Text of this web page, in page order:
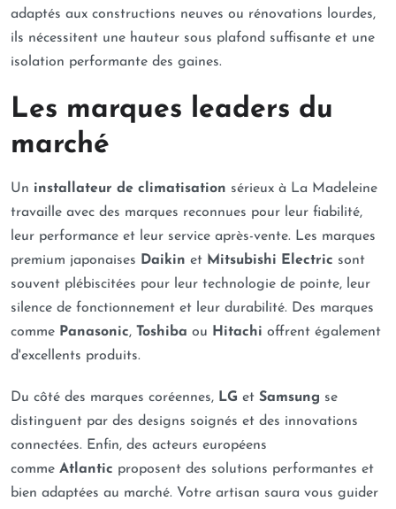
adaptés aux constructions neuves ou rénovations lourdes,
ils nécessitent une hauteur sous plafond suffisante et une
isolation performante des gaines.
Les marques leaders du
marché
Un installateur de climatisation sérieux à La Madeleine
travaille avec des marques reconnues pour leur fiabilité,
leur performance et leur service après-vente. Les marques
premium japonaises Daikin et Mitsubishi Electric sont
souvent plébiscitées pour leur technologie de pointe, leur
silence de fonctionnement et leur durabilité. Des marques
comme Panasonic, Toshiba ou Hitachi offrent également
d'excellents produits.
Du côté des marques coréennes, LG et Samsung se
distinguent par des designs soignés et des innovations
connectées. Enfin, des acteurs européens
comme Atlantic proposent des solutions performantes et
bien adaptées au marché. Votre artisan saura vous guider